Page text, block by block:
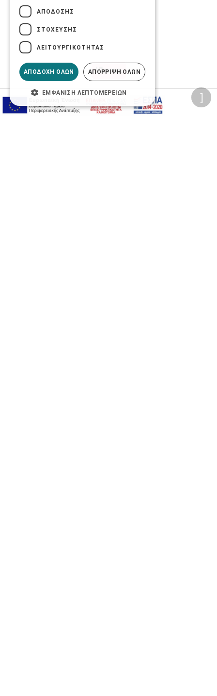
Προσωπικά δεδομένα
ΑΠΌΔΟΣΗΣ
ΣΤΌΧΕΥΣΗΣ
ΛΕΙΤΟΥΡΓΙΚΌΤΗΤΑΣ
ΑΠΟΔΟΧΉ ΌΛΩΝ ΑΠΌΡΡΙΨΗ ΌΛΩΝ
ΕΜΦΆΝΙΣΗ ΛΕΠΤΟΜΕΡΕΙΏΝ